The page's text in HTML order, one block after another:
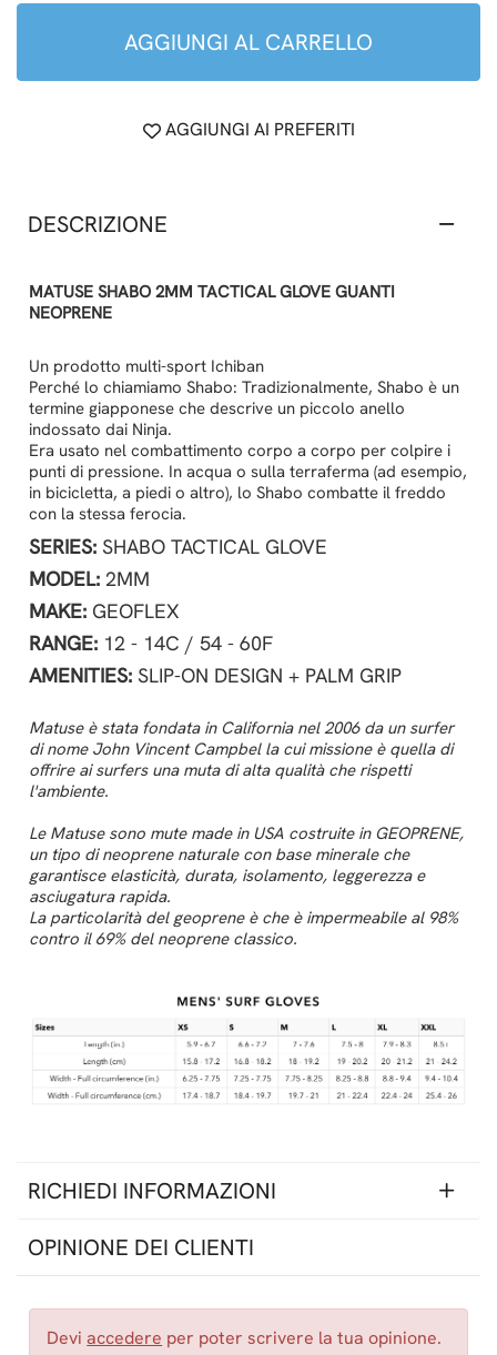
AGGIUNGI AL CARRELLO
AGGIUNGI AI PREFERITI
DESCRIZIONE
MATUSE SHABO 2MM TACTICAL GLOVE GUANTI
NEOPRENE
Un prodotto multi-sport Ichiban
Perché lo chiamiamo Shabo: Tradizionalmente, Shabo è un
termine giapponese che descrive un piccolo anello
indossato dai Ninja.
Era usato nel combattimento corpo a corpo per colpire i
punti di pressione. In acqua o sulla terraferma (ad esempio,
in bicicletta, a piedi o altro), lo Shabo combatte il freddo
con la stessa ferocia.
SERIES:SHABO TACTICAL GLOVE
MODEL:2MM
MAKE:GEOFLEX
RANGE:12 - 14C / 54 - 60F
AMENITIES: SLIP-ON DESIGN + PALM GRIP
Matuse è stata fondata in California nel 2006 da un surfer
di nome John Vincent Campbel la cui missione è quella di
offrire ai surfers una muta di alta qualità che rispetti
l'ambiente.
Le Matuse sono mute made in USA costruite in GEOPRENE,
un tipo di neoprene naturale con base minerale che
garantisce elasticità, durata, isolamento, leggerezza e
asciugatura rapida.
La particolarità del geoprene è che è impermeabile al 98%
contro il 69% del neoprene classico.
RICHIEDI INFORMAZIONI
OPINIONE DEI CLIENTI
Deviaccedere per poter scrivere la tua opinione.